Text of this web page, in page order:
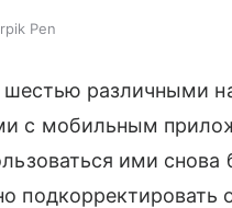
Pen
шестью различными
с мобильным
ими
подкорректировать